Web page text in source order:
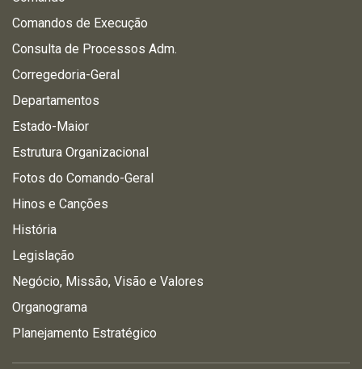
Comandos de Execução
Consulta de Processos Adm.
Corregedoria-Geral
Departamentos
Estado-Maior
Estrutura Organizacional
Fotos do Comando-Geral
Hinos e Canções
História
Legislação
Negócio, Missão, Visão e Valores
Organograma
Planejamento Estratégico